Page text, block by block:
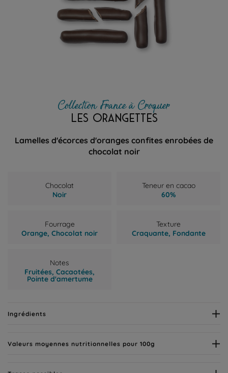
Collection France à Croquer
LES ORANGETTES
Lamelles d'écorces d'oranges confites enrobées de
chocolat noir
Chocolat
Noir
Teneur en cacao
60%
Fourrage
Orange, Chocolat noir
Texture
Craquante, Fondante
Notes
Fruitées, Cacaotées,
Pointe d'amertume
Ingrédients
Valeurs moyennes nutritionnelles pour 100g